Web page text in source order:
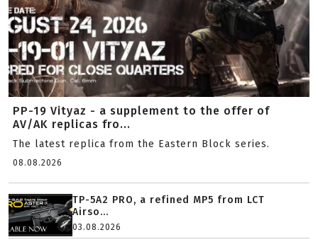
PP-19 Vityaz - a supplement to the offer of
AV/AK replicas fro...
The latest replica from the Eastern Block series.
08.08.2026
TP-5A2 PRO, a refined MP5 from LCT
Airso...
03.08.2026